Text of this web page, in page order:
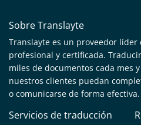
Sobre Translayte
Translayte es un proveedor
profesional y certificada.
miles de documentos cada mes
nuestros clientes puedan
o comunicarse de forma efectiva.
Servicios de traducción